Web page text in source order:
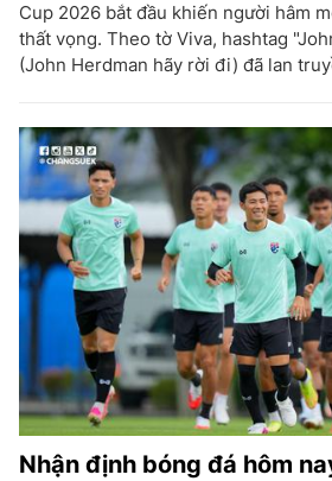
Cup 2026 bắt đầu khiến người hâm
thất vọng. Theo tờ Viva, hashtag
(John Herdman hãy rời đi) đã lan
Nhận định bóng đá hôm